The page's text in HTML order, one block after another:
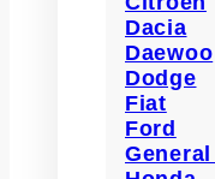
Dacia
Daewoo
Dodge
Fiat
Ford